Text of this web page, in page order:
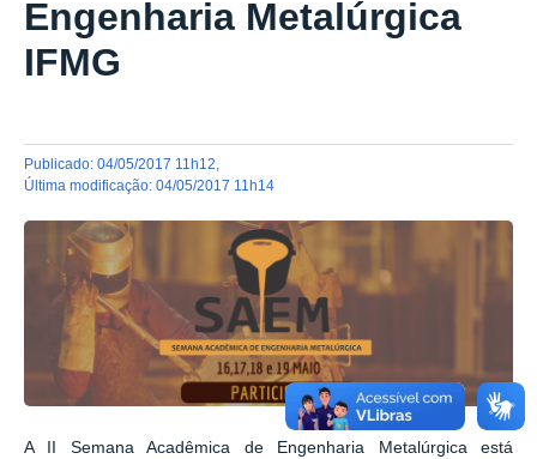
Engenharia Metalúrgica
IFMG
publicado: 04/05/2017 11h12
última modificação: 04/05/2017 11h14
A II Semana Acadêmica de Engenharia Metalúrgica está